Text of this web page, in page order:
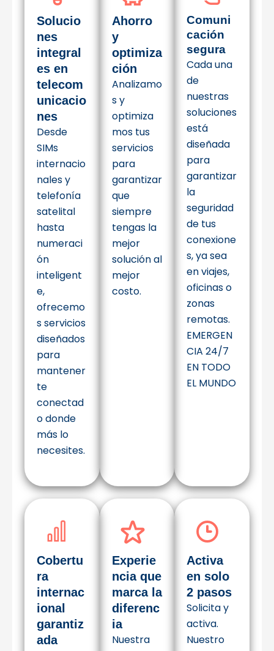
Solucio
nes
integral
es en
telecom
unicacio
nes
Desde
SIMs
internacio
nales y
telefonía
satelital
hasta
numeraci
ón
inteligent
e,
ofrecemo
s servicios
diseñados
para
mantener
te
conectad
o donde
más lo
necesites.
Ahorro
y
optimiza
ción
Analizamo
s y
optimiza
mos tus
servicios
para
garantizar
que
siempre
tengas la
mejor
solución al
mejor
costo.
Comuni
cación
segura
Cada una
de
nuestras
soluciones
está
diseñada
para
garantizar
la
seguridad
de tus
conexione
s, ya sea
en viajes,
oficinas o
zonas
remotas.
EMERGEN
CIA 24/7
EN TODO
EL MUNDO
Cobertu
ra
internac
ional
garantiz
ada
Experie
ncia que
marca la
diferenc
ia
Nuestra
Activa
en solo
2 pasos
Solicita y
activa.
Nuestro